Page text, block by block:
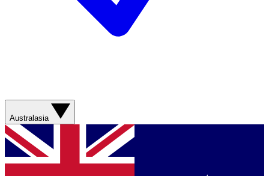
Australasia